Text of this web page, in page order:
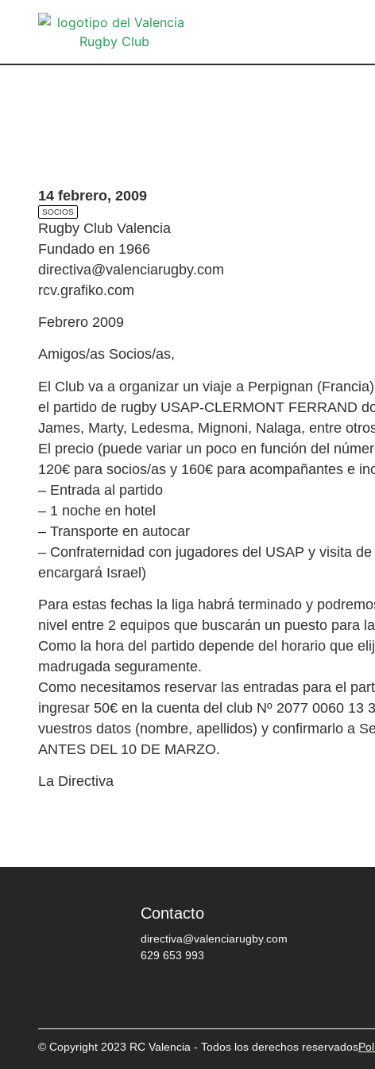
14 febrero, 2009
SOCIOS
Rugby Club Valencia
Fundado en 1966
directiva@valenciarugby.com
rcv.grafiko.com
Febrero 2009
Amigos/as Socios/as,
El Club va a organizar un viaje a Perpignan
el partido de rugby USAP-CLERMONT FERRAND
James, Marty, Ledesma, Mignoni, Nalaga, entre
El precio (puede variar un poco en función del
120€ para socios/as y 160€ para acompañantes e
– Entrada al partido
– 1 noche en hotel
– Transporte en autocar
– Confraternidad con jugadores del USAP y visita
encargará Israel)
Para estas fechas la liga habrá terminado y
nivel entre 2 equipos que buscarán un puesto para
Como la hora del partido depende del horario que
madrugada seguramente.
Como necesitamos reservar las entradas para el
ingresar 50€ en la cuenta del club Nº 2077 0060 13
vuestros datos (nombre, apellidos) y confirmarlo a
ANTES DEL 10 DE MARZO.
La Directiva
Contacto
directiva@valenciarugby.com
629 653 993
© Copyright 2023 RC Valencia - Todos los derechos reservados